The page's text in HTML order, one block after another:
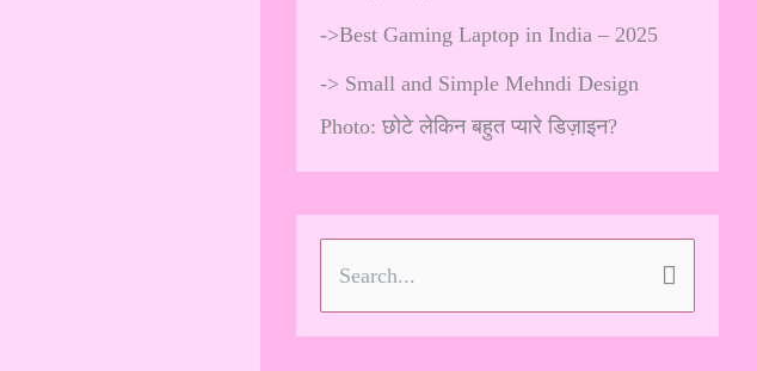
->Best Gaming Laptop in India – 2025
-> Small and Simple Mehndi Design
Photo: छोटे लेकिन बहुत प्यारे डिज़ाइन?